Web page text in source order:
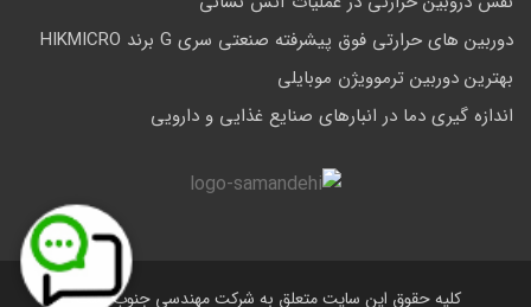
دوربین های حرارتی فوق پیشرفته صنعتی سری G برند HIKMICRO
بهترین دوربین ترموویژن موبایلی
اندازه گیری دما در انبارهای صنایع غذایی و دارویی
کلیه حقوق این سایت متعلق به شرکت مهندسی جنوب است.